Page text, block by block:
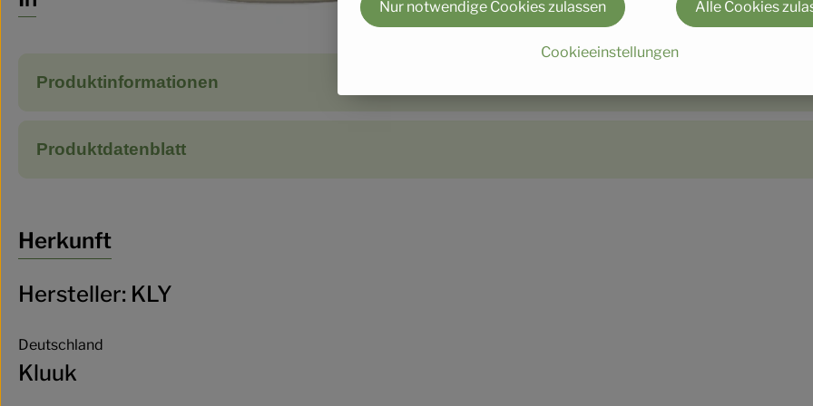
Produktinformationen
Produktdatenblatt
Herkunft
Hersteller: KLY
Deutschland
Kluuk
Cookieeinstellungen
Nur notwendige Cookies zulassen Alle Cookies